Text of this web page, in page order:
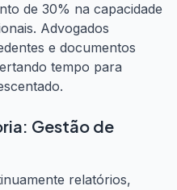
de 30% na capacidade
Advogados
e documentos
tempo para
Gestão de
relatórios,